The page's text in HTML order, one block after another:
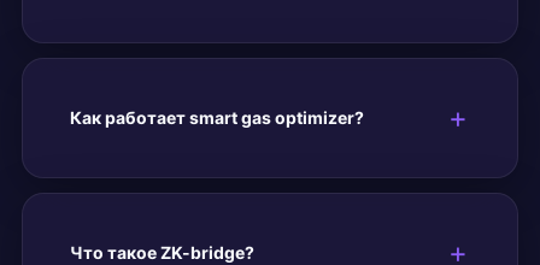
Как работает smart gas optimizer?
Что такое ZK-bridge?